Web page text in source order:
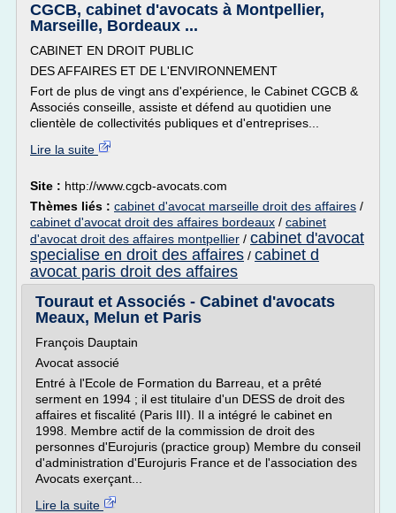
CGCB, cabinet d'avocats à Montpellier,
Marseille, Bordeaux ...
CABINET EN DROIT PUBLIC
DES AFFAIRES ET DE L'ENVIRONNEMENT
Fort de plus de vingt ans d'expérience, le Cabinet CGCB &
Associés conseille, assiste et défend au quotidien une
clientèle de collectivités publiques et d'entreprises...
Lire la suite
Site : http://www.cgcb-avocats.com
Thèmes liés : cabinet d'avocat marseille droit des affaires /
cabinet d'avocat droit des affaires bordeaux / cabinet
d'avocat droit des affaires montpellier / cabinet d'avocat
specialise en droit des affaires / cabinet d
avocat paris droit des affaires
Touraut et Associés - Cabinet d'avocats
Meaux, Melun et Paris
François Dauptain
Avocat associé
Entré à l'Ecole de Formation du Barreau, et a prêté
serment en 1994 ; il est titulaire d'un DESS de droit des
affaires et fiscalité (Paris III). Il a intégré le cabinet en
1998. Membre actif de la commission de droit des
personnes d'Eurojuris (practice group) Membre du conseil
d'administration d'Eurojuris France et de l'association des
Avocats exerçant...
Lire la suite